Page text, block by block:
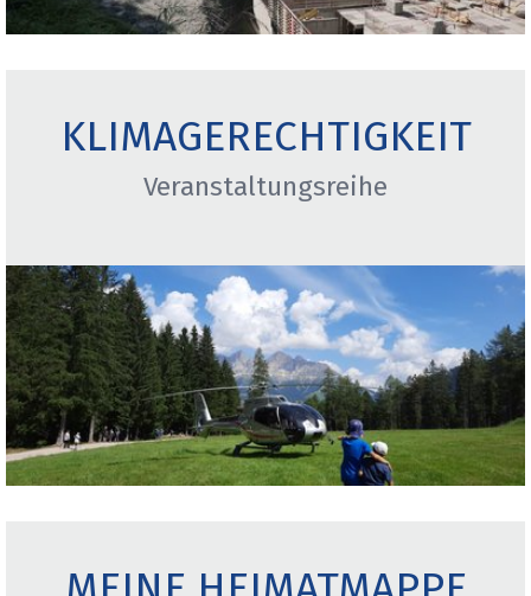
KLIMAGERECHTIGKEIT
Veranstaltungsreihe